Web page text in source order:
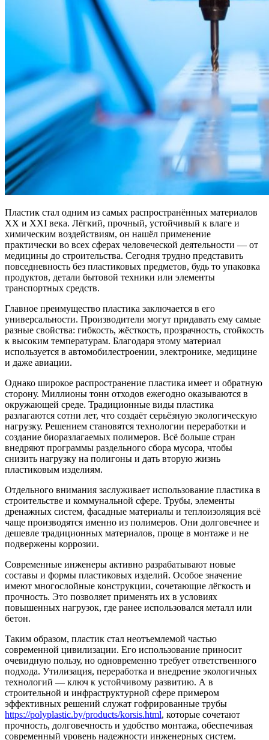
Пластик стал одним из самых распространённых материалов
XX и XXI века. Лёгкий, прочный, устойчивый к влаге и
химическим воздействиям, он нашёл применение
практически во всех сферах человеческой деятельности — от
медицины до строительства. Сегодня трудно представить
повседневность без пластиковых предметов, будь то упаковка
продуктов, детали бытовой техники или элементы
транспортных средств.
Главное преимущество пластика заключается в его
универсальности. Производители могут придавать ему самые
разные свойства: гибкость, жёсткость, прозрачность, стойкость
к высоким температурам. Благодаря этому материал
используется в автомобилестроении, электронике, медицине
и даже авиации.
Однако широкое распространение пластика имеет и обратную
сторону. Миллионы тонн отходов ежегодно оказываются в
окружающей среде. Традиционные виды пластика
разлагаются сотни лет, что создаёт серьёзную экологическую
нагрузку. Решением становятся технологии переработки и
создание биоразлагаемых полимеров. Всё больше стран
внедряют программы раздельного сбора мусора, чтобы
снизить нагрузку на полигоны и дать вторую жизнь
пластиковым изделиям.
Отдельного внимания заслуживает использование пластика в
строительстве и коммунальной сфере. Трубы, элементы
дренажных систем, фасадные материалы и теплоизоляция всё
чаще производятся именно из полимеров. Они долговечнее и
дешевле традиционных материалов, проще в монтаже и не
подвержены коррозии.
Современные инженеры активно разрабатывают новые
составы и формы пластиковых изделий. Особое значение
имеют многослойные конструкции, сочетающие лёгкость и
прочность. Это позволяет применять их в условиях
повышенных нагрузок, где ранее использовался металл или
бетон.
Таким образом, пластик стал неотъемлемой частью
современной цивилизации. Его использование приносит
очевидную пользу, но одновременно требует ответственного
подхода. Утилизация, переработка и внедрение экологичных
технологий — ключ к устойчивому развитию. А в
строительной и инфраструктурной сфере примером
эффективных решений служат гофрированные трубы
https://polyplastic.by/products/korsis.html, которые сочетают
прочность, долговечность и удобство монтажа, обеспечивая
современный уровень надежности инженерных систем.